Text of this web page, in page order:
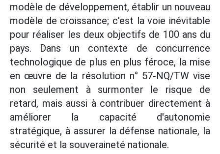
modèle de développement, établir un nouveau
modèle de croissance; c'est la voie inévitable
pour réaliser les deux objectifs de 100 ans du
pays. Dans un contexte de concurrence
technologique de plus en plus féroce, la mise
en œuvre de la résolution n° 57-NQ/TW vise
non seulement à surmonter le risque de
retard, mais aussi à contribuer directement à
améliorer la capacité d'autonomie
stratégique, à assurer la défense nationale, la
sécurité et la souveraineté nationale.